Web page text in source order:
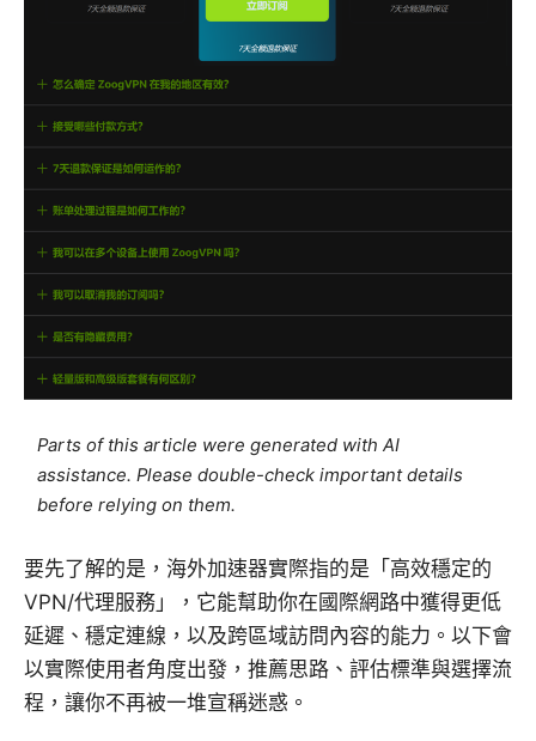
Parts of this article were generated with AI
assistance. Please double-check important details
before relying on them.
要先了解的是，海外加速器實際指的是「高效穩定的
VPN/代理服務」，它能幫助你在國際網路中獲得更低
延遲、穩定連線，以及跨區域訪問內容的能力。以下會
以實際使用者角度出發，推薦思路、評估標準與選擇流
程，讓你不再被一堆宣稱迷惑。